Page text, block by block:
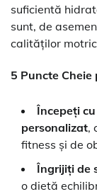
suficientă
sunt, de
calităților
5 Puncte
Începeți
personalizat,
fitness și de
Îngrijiți de
o dietă